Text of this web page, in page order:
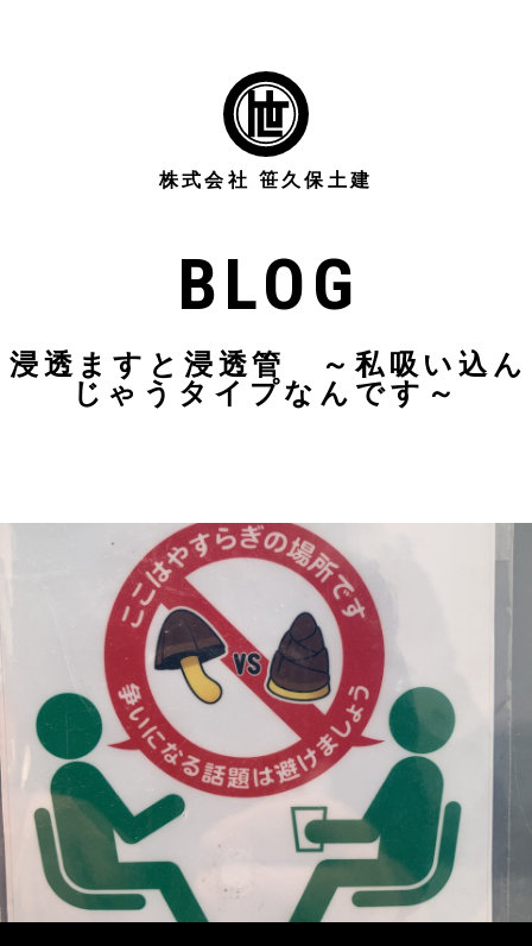
株式会社 笹久保土建
BLOG
浸透ますと浸透管 ～私吸い込ん
じゃうタイプなんです～